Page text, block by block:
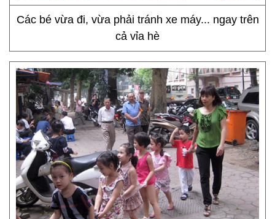
Các bé vừa đi, vừa phải tránh xe máy... ngay trên
cả vỉa hè